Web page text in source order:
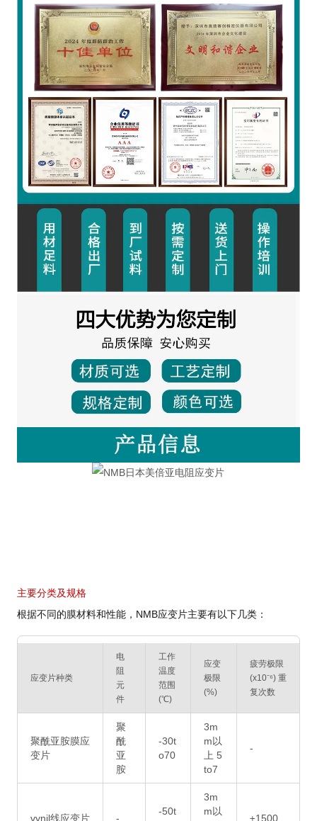
主要分类及规格
根据不同的膜材料和性能，NMB应变片主要有以下几类：
应变片种类
电
阻
元
件
工作
温度
范围
(℃)
应变
极限
(%)
疲劳极限
(x10⁻⁶) 重
复次数
聚酰亚胺膜应
变片
聚
酰
亚
胺
-30t
o70
3m
m以
上 5
to7
-
vynil线应变片 -
-50t
3m
m以
±1500